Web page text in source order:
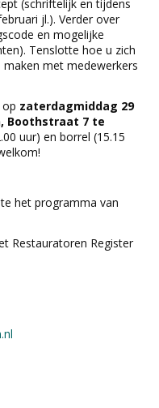
(schriftelijk en tijdens
jl.). Verder over
en mogelijke
Tenslotte hoe u zich
maken met medewerkers
zaterdagmiddag 29
Boothstraat 7 te
uur) en borrel (15.15
het programma van
Restauratoren Register